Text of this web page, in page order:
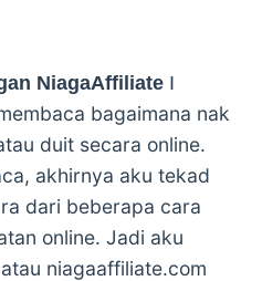
NiagaAffiliate I
bagaimana nak
duit secara online.
akhirnya aku tekad
dari beberapa cara
online. Jadi aku
niagaaffiliate.com